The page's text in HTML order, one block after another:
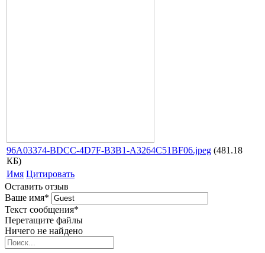
96A03374-BDCC-4D7F-B3B1-A3264C51BF06.jpeg (481.18
КБ)
Имя Цитировать
Оставить отзыв
Ваше имя*
Текст сообщения*
Перетащите файлы
Ничего не найдено